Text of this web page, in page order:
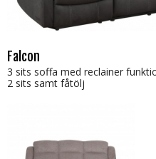
Falcon
3 sits soffa med reclainer
2 sits samt fåtölj